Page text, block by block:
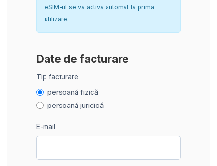
eSIM-ul se va activa automat la prima
utilizare.
Date de facturare
Tip facturare
persoană fizică
persoană juridică
E-mail